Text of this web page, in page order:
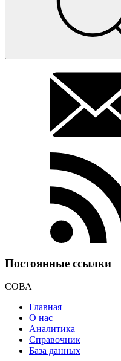
Постоянные ссылки
СОВА
Главная
О нас
Аналитика
Справочник
База данных